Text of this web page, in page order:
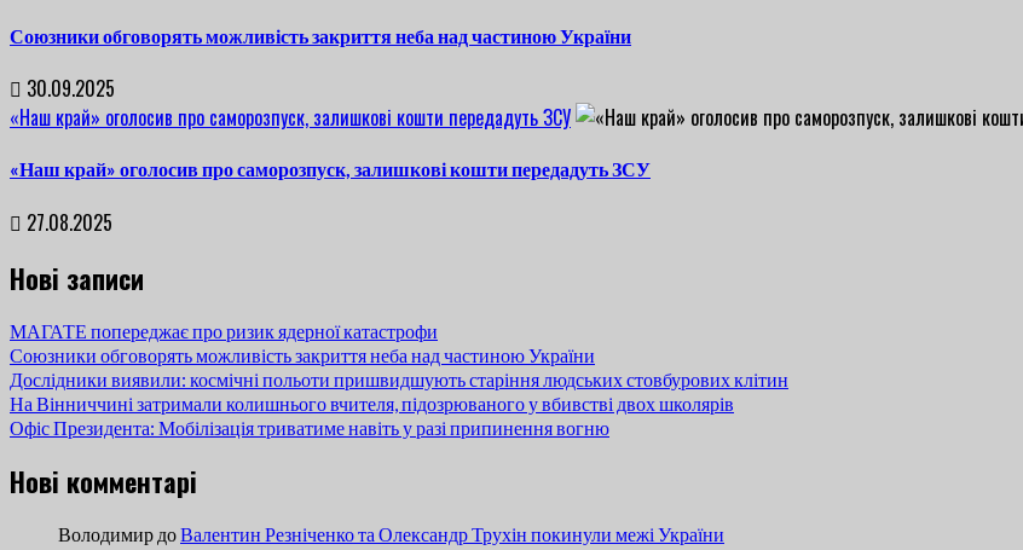
Союзники обговорять можливість закриття неба над частиною України
30.09.2025
«Наш край» оголосив про саморозпуск, залишкові кошти передадуть ЗСУ
«Наш край» оголосив про саморозпуск, залишкові кошти передадуть ЗСУ
27.08.2025
Нові записи
МАГАТЕ попереджає про ризик ядерної катастрофи
Союзники обговорять можливість закриття неба над частиною України
Дослідники виявили: космічні польоти пришвидшують старіння людських стовбурових клітин
На Вінниччині затримали колишнього вчителя, підозрюваного у вбивстві двох школярів
Офіс Президента: Мобілізація триватиме навіть у разі припинення вогню
Нові комментарі
Володимир доВалентин Резніченко та Олександр Трухін покинули межі України